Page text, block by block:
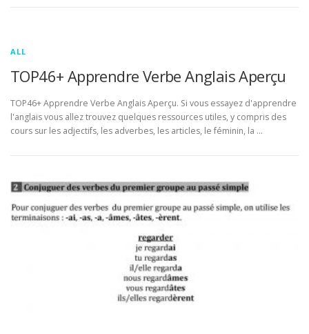
ALL
TOP46+ Apprendre Verbe Anglais Aperçu
TOP46+ Apprendre Verbe Anglais Aperçu. Si vous essayez d'apprendre
l'anglais vous allez trouvez quelques ressources utiles, y compris des
cours sur les adjectifs, les adverbes, les articles, le féminin, la …